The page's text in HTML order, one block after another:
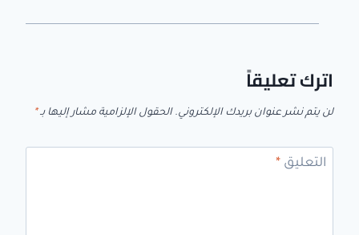
اترك تعليقاً
لن يتم نشر عنوان بريدك الإلكتروني. الحقول الإلزامية مشار إليها بـ*
التعليق *